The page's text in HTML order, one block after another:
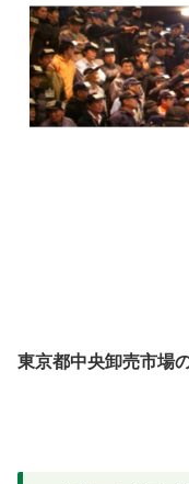
東京都中央卸売市場